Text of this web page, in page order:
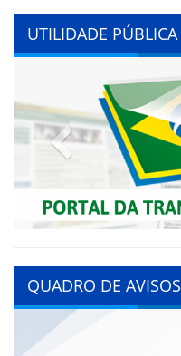
UTILIDADE PÚBLICA
Previous
QUADRO DE AVISOS